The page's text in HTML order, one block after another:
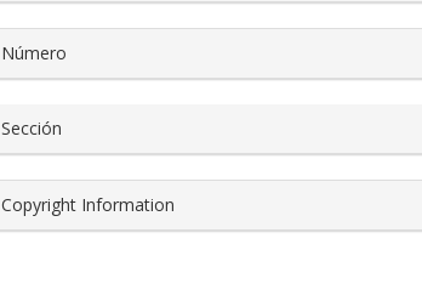
Número
Sección
Copyright Information